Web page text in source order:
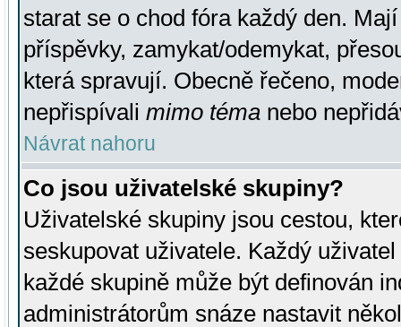
starat se o chod fóra každý den.
příspěvky, zamykat/odemykat,
která spravují. Obecně řečeno,
nepřispívali mimo téma nebo
Návrat nahoru
Co jsou uživatelské skupiny?
Uživatelské skupiny jsou cestou,
seskupovat uživatele. Každý
každé skupině může být definován
administrátorům snáze nastavit